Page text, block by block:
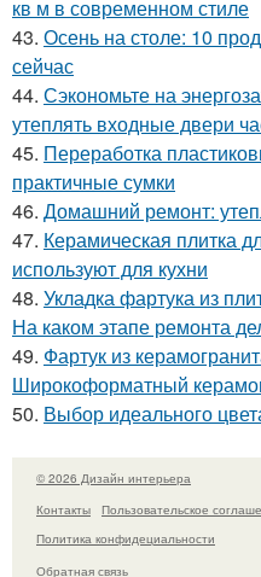
кв м в современном стиле
43. Осень на столе: 10
сейчас
44. Сэкономьте на
утеплять входные двери
45. Переработка
практичные сумки
46. Домашний ремонт:
47. Керамическая плитка
используют для кухни
48. Укладка фартука из
На каком этапе ремонта
49. Фартук из
Широкоформатный
50. Выбор идеального
© 2026 Дизайн интерьера
Контакты
Пользовательское
Политика конфидециальности
Обратная связь